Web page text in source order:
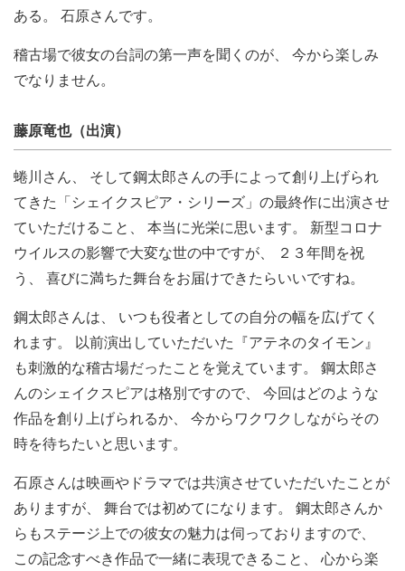
ある。 石原さんです。
稽古場で彼女の台詞の第一声を聞くのが、 今から楽しみ
でなりません。
藤原竜也（出演）
蜷川さん、 そして鋼太郎さんの手によって創り上げられ
てきた「シェイクスピア・シリーズ」の最終作に出演させ
ていただけること、 本当に光栄に思います。 新型コロナ
ウイルスの影響で大変な世の中ですが、 ２３年間を祝
う、 喜びに満ちた舞台をお届けできたらいいですね。
鋼太郎さんは、 いつも役者としての自分の幅を広げてく
れます。 以前演出していただいた『アテネのタイモン』
も刺激的な稽古場だったことを覚えています。 鋼太郎さ
んのシェイクスピアは格別ですので、 今回はどのような
作品を創り上げられるか、 今からワクワクしながらその
時を待ちたいと思います。
石原さんは映画やドラマでは共演させていただいたことが
ありますが、 舞台では初めてになります。 鋼太郎さんか
らもステージ上での彼女の魅力は伺っておりますので、
この記念すべき作品で一緒に表現できること、 心から楽